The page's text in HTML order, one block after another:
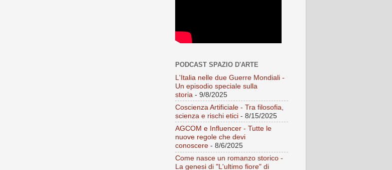
PODCAST SPAZIO D'ARTE
L'Italia nelle due Guerre Mondiali -
Un episodio speciale sulla
storia - 9/8/2025
Coscienza Artificiale - Tra filosofia,
scienza e rischi etici - 8/15/2025
AGCOM e Influencer - Tutte le
nuove regole che devi
conoscere - 8/6/2025
Come nasce un romanzo storico -
La genesi di "L'ultimo fiore" di